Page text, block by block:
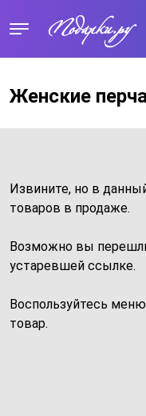
Женские
Извините, но в
товаров в продаже.
Возможно вы
устаревшей ссылке.
Воспользуйтесь
товар.